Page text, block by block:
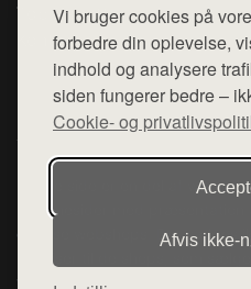
Vi bruger cookies på
forbedre din oplevelse,
indhold og analysere
siden fungerer bedre –
Cookie- og
Afvis
Top Rabatter
Kontakt
Denne side er en del af
hjemmesider med
diverse webshops. Der sælges
varerne på lager.